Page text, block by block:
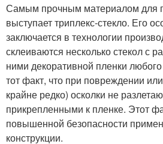
Самым прочным материалом для
выступает триплекс-стекло. Его
заключается в технологии
склеиваются несколько стекол с
ними декоративной пленки
тот факт, что при повреждении
крайне редко) осколки не
прикрепленными к пленке. Этот
повышенной безопасности
конструкции.